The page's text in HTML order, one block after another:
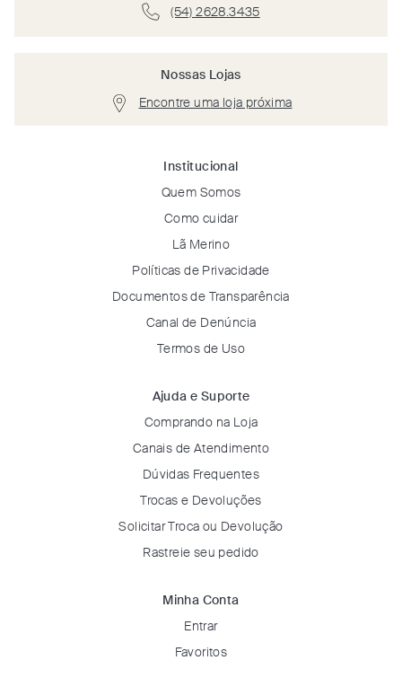
(54) 2628.3435
Nossas Lojas
Encontre uma loja próxima
Institucional
Quem Somos
Como cuidar
Lã Merino
Políticas de Privacidade
Documentos de Transparência
Canal de Denúncia
Termos de Uso
Ajuda e Suporte
Comprando na Loja
Canais de Atendimento
Dúvidas Frequentes
Trocas e Devoluções
Solicitar Troca ou Devolução
Rastreie seu pedido
Minha Conta
Entrar
Favoritos